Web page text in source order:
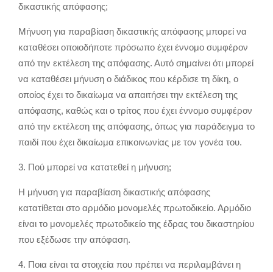
δικαστικής απόφασης;
Μήνυση για παραβίαση δικαστικής απόφασης μπορεί να
καταθέσει οποιοδήποτε πρόσωπο έχει έννομο συμφέρον
από την εκτέλεση της απόφασης. Αυτό σημαίνει ότι μπορεί
να καταθέσει μήνυση ο διάδικος που κέρδισε τη δίκη, ο
οποίος έχει το δικαίωμα να απαιτήσει την εκτέλεση της
απόφασης, καθώς και ο τρίτος που έχει έννομο συμφέρον
από την εκτέλεση της απόφασης, όπως για παράδειγμα το
παιδί που έχει δικαίωμα επικοινωνίας με τον γονέα του.
3. Πού μπορεί να κατατεθεί η μήνυση;
Η μήνυση για παραβίαση δικαστικής απόφασης
κατατίθεται στο αρμόδιο μονομελές πρωτοδικείο. Αρμόδιο
είναι το μονομελές πρωτοδικείο της έδρας του δικαστηρίου
που εξέδωσε την απόφαση.
4. Ποια είναι τα στοιχεία που πρέπει να περιλαμβάνει η